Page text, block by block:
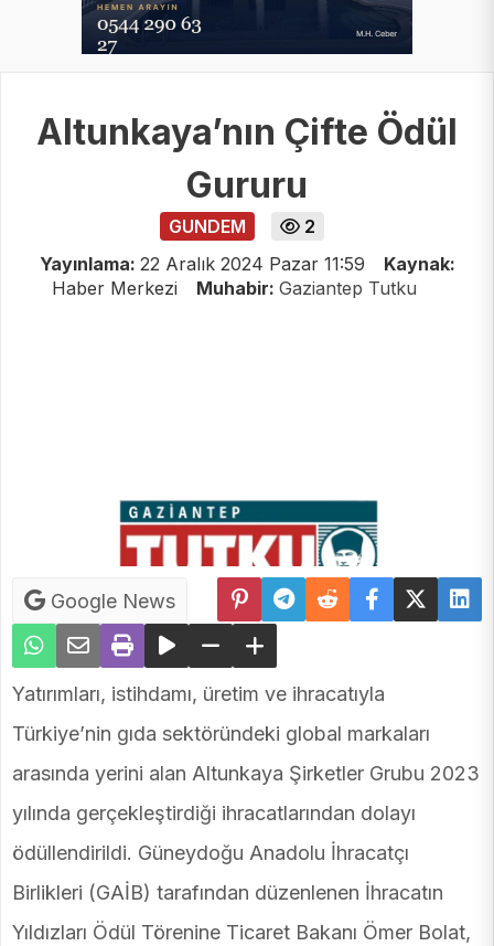
Altunkaya’nın Çifte Ödül
Gururu
GUNDEM
2
Yayınlama: 22 Aralık 2024 Pazar 11:59
Kaynak:
Haber Merkezi
Muhabir: Gaziantep Tutku
Google News
Yatırımları, istihdamı, üretim ve ihracatıyla
Türkiye’nin gıda sektöründeki global markaları
arasında yerini alan Altunkaya Şirketler Grubu 2023
yılında gerçekleştirdiği ihracatlarından dolayı
ödüllendirildi. Güneydoğu Anadolu İhracatçı
Birlikleri (GAİB) tarafından düzenlenen İhracatın
Yıldızları Ödül Törenine Ticaret Bakanı Ömer Bolat,